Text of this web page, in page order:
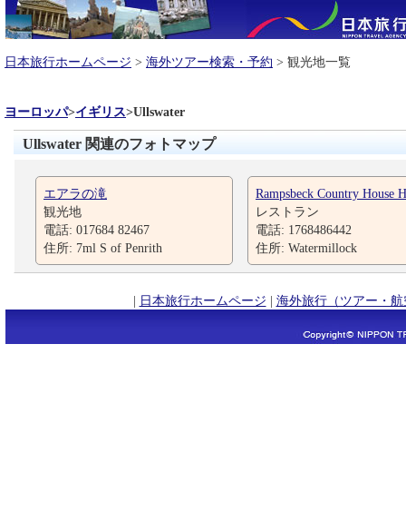
日本旅行ホームページ > 海外ツアー検索・予約 > 観光地一覧
ヨーロッパ>イギリス>Ullswater
Ullswater 関連のフォトマップ
エアラの滝
観光地
電話: 017684 82467
住所: 7ml S of Penrith
Rampsbeck Country House
レストラン
電話: 1768486442
住所: Watermillock
| 日本旅行ホームページ | 海外旅行（ツアー・航